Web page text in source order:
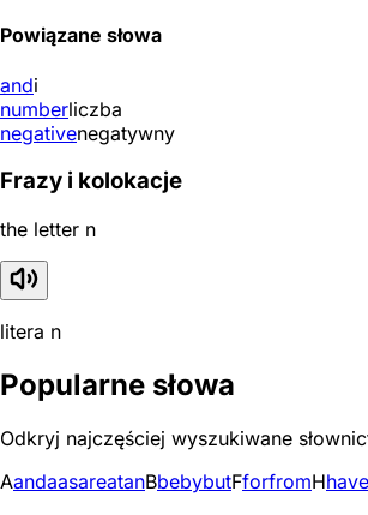
Powiązane słowa
andi
numberliczba
negativenegatywny
Frazy i kolokacje
the letter n
litera n
Popularne słowa
Odkryj najczęściej wyszukiwane
AandaasareatanBbebybutFforfromHhave